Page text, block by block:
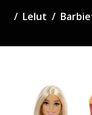
Lelut